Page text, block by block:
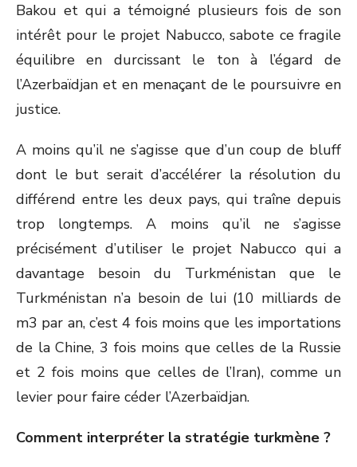
Bakou et qui a témoigné plusieurs fois de son
intérêt pour le projet Nabucco, sabote ce fragile
équilibre en durcissant le ton à l’égard de
l’Azerbaïdjan et en menaçant de le poursuivre en
justice.
A moins qu’il ne s’agisse que d’un coup de bluff
dont le but serait d’accélérer la résolution du
différend entre les deux pays, qui traîne depuis
trop longtemps. A moins qu’il ne s’agisse
précisément d’utiliser le projet Nabucco qui a
davantage besoin du Turkménistan que le
Turkménistan n’a besoin de lui (10 milliards de
m3 par an, c’est 4 fois moins que les importations
de la Chine, 3 fois moins que celles de la Russie
et 2 fois moins que celles de l’Iran), comme un
levier pour faire céder l’Azerbaïdjan.
Comment interpréter la stratégie turkmène ?